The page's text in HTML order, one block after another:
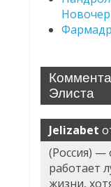
Элиста
Jelizabet
(Россия) —
работает
жизни,